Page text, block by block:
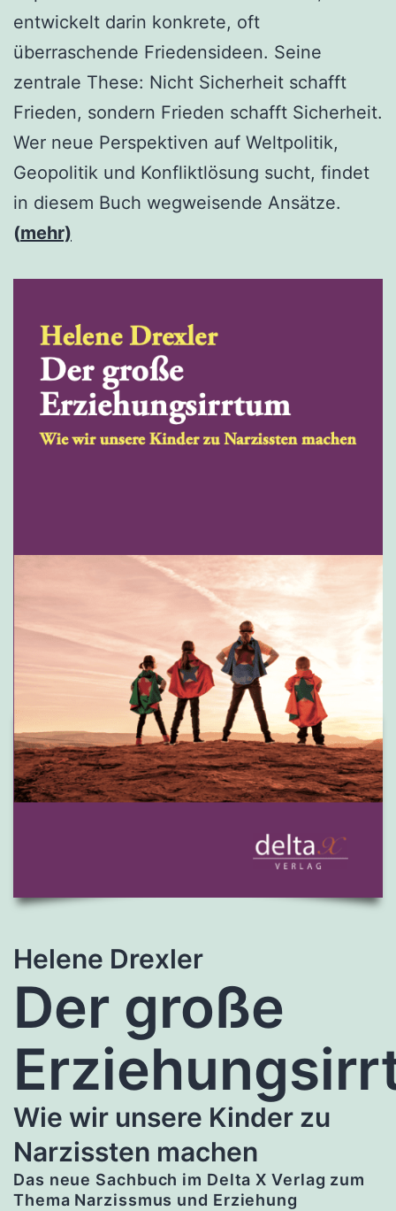
entwickelt darin konkrete, oft
überraschende Friedensideen. Seine
zentrale These: Nicht Sicherheit schafft
Frieden, sondern Frieden schafft Sicherheit.
Wer neue Perspektiven auf Weltpolitik,
Geopolitik und Konfliktlösung sucht, findet
in diesem Buch wegweisende Ansätze.
(mehr)
Helene Drexler
Der große
Wie wir unsere Kinder zu
Narzissten machen
Das neue Sachbuch im Delta X Verlag zum
Thema Narzissmus und Erziehung